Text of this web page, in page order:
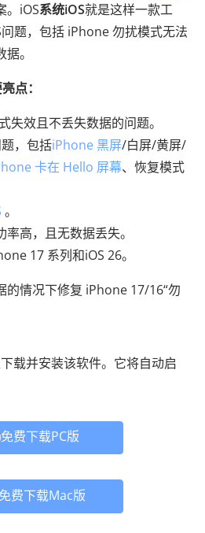
。iOS系统iOS就是这样一款工
题，包括 iPhone 勿扰模式无法
。
点：
失效且不丢失数据的问题。
，包括iPhone 黑屏/白屏/黄屏/
卡在 Hello 屏幕、恢复模式
。
高，且无数据丢失。
17 系列和iOS 26。
的情况下修复 iPhone 17/16“勿
载并安装该软件。它将自动启
免费下载PC版
免费下载Mac版